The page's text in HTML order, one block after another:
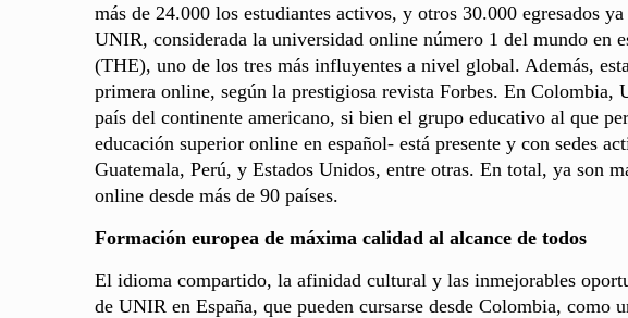
más de 24.000 los estudiantes activos, y otros 30.000 egresados
UNIR, considerada la universidad online número 1 del mundo en
(THE), uno de los tres más influyentes a nivel global. Además,
primera online, según la prestigiosa revista Forbes. En Colombia,
país del continente americano, si bien el grupo educativo al que
educación superior online en español- está presente y con sedes
Guatemala, Perú, y Estados Unidos, entre otras. En total, ya son
online desde más de 90 países.
Formación europea de máxima calidad al alcance de todos
El idioma compartido, la afinidad cultural y las inmejorables
de UNIR en España, que pueden cursarse desde Colombia, como